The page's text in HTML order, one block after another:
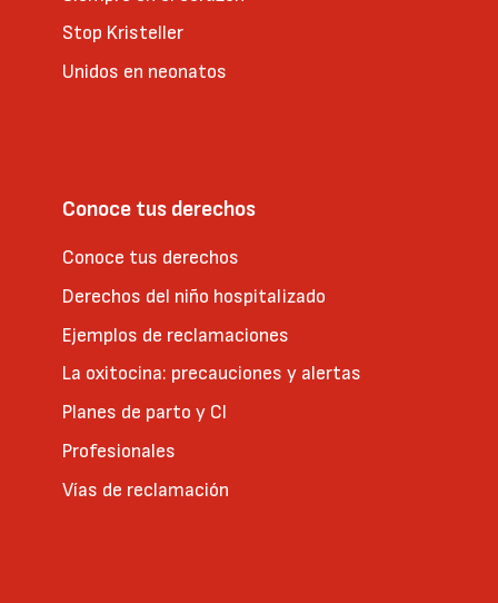
Stop Kristeller
Unidos en neonatos
Conoce tus derechos
Conoce tus derechos
Derechos del niño hospitalizado
Ejemplos de reclamaciones
La oxitocina: precauciones y alertas
Planes de parto y CI
Profesionales
Vías de reclamación